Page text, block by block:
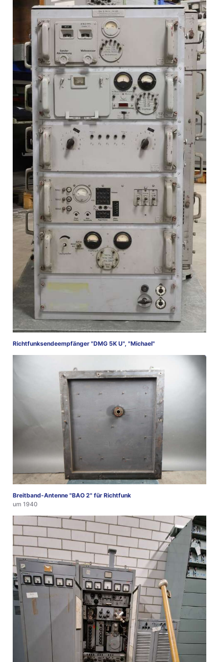
Richtfunksendeempfänger "DMG 5K U", "Michael"
Breitband-Antenne "BAO 2" für Richtfunk
um 1940